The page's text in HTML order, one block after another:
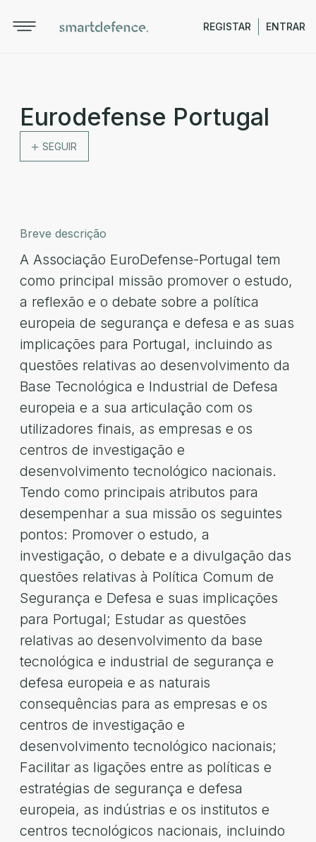
REGISTAR ENTRAR
Eurodefense Portugal
SEGUIR
Breve descrição
A Associação EuroDefense-Portugal tem
como principal missão promover o estudo,
a reflexão e o debate sobre a política
europeia de segurança e defesa e as suas
implicações para Portugal, incluindo as
questões relativas ao desenvolvimento da
Base Tecnológica e Industrial de Defesa
europeia e a sua articulação com os
utilizadores finais, as empresas e os
centros de investigação e
desenvolvimento tecnológico nacionais.
Tendo como principais atributos para
desempenhar a sua missão os seguintes
pontos: Promover o estudo, a
investigação, o debate e a divulgação das
questões relativas à Política Comum de
Segurança e Defesa e suas implicações
para Portugal; Estudar as questões
relativas ao desenvolvimento da base
tecnológica e industrial de segurança e
defesa europeia e as naturais
consequências para as empresas e os
centros de investigação e
desenvolvimento tecnológico nacionais;
Facilitar as ligações entre as políticas e
estratégias de segurança e defesa
europeia, as indústrias e os institutos e
centros tecnológicos nacionais, incluindo